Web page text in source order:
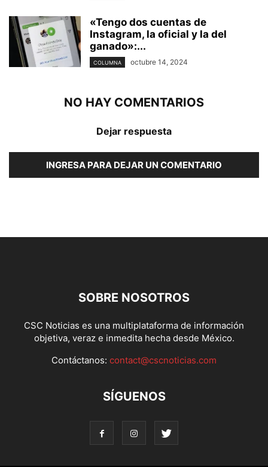
«Tengo dos cuentas de
Instagram, la oficial y la del
ganado»:...
COLUMNA octubre 14, 2024
NO HAY COMENTARIOS
Dejar respuesta
INGRESA PARA DEJAR UN COMENTARIO
SOBRE NOSOTROS
CSC Noticias es una multiplataforma de información
objetiva, veraz e inmedita hecha desde México.
Contáctanos: contact@cscnoticias.com
SÍGUENOS